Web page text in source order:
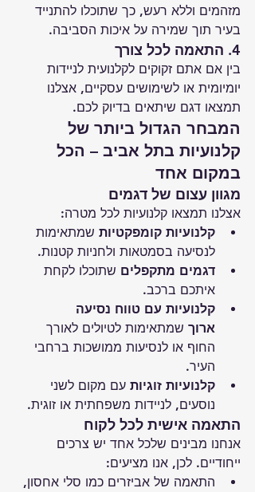
מזהמים וללא רעש, כך שתוכלו להתנייד
בעיר תוך שמירה על איכות הסביבה.
4. התאמה לכל צורך
בין אם אתם זקוקים לקלנועית לניידות
יומיומית או לשימושים עסקיים, אצלנו
תמצאו דגם שיתאים בדיוק לכם.
המבחר הגדול ביותר של
קלנועיות בתל אביב – הכל
במקום אחד
מגוון עצום של דגמים
אצלנו תמצאו קלנועיות לכל מטרה:
קלנועיות קומפקטיות שמתאימות
לנסיעה בסמטאות ולחניות קטנות.
דגמים מתקפלים שתוכלו לקחת
איתכם ברכב.
קלנועיות עם טווח נסיעה
ארוך שמתאימות לטיולים לאורך
החוף או לנסיעות ממושכות ברחבי
העיר.
קלנועיות זוגיות עם מקום לשני
נוסעים, לניידות משפחתית או זוגית.
התאמה אישית לכל לקוח
אנחנו מבינים שלכל אחד יש צרכים
ייחודיים. לכן, אנו מציעים:
התאמה של אביזרים כמו סלי אחסון,